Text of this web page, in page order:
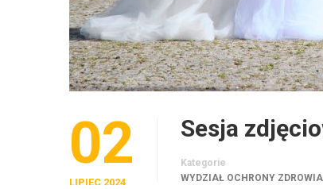
02
LIPIEC 2024
Sesja
Kategorie
WYDZIAŁ OCHRONY ZDROWIA